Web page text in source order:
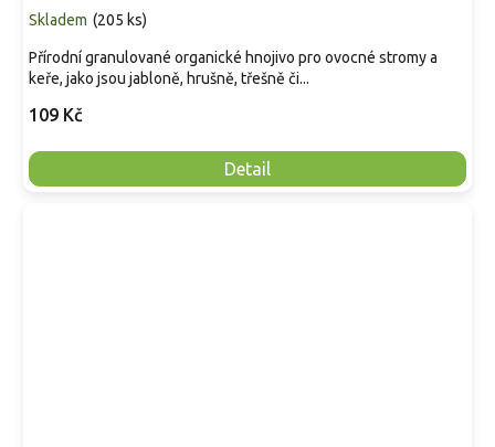
Skladem (205 ks)
109 Kč
Detail
Přírodní granulované organické hnojivo pro ovocné stromy a
keře, jako jsou jabloně, hrušně, třešně či...